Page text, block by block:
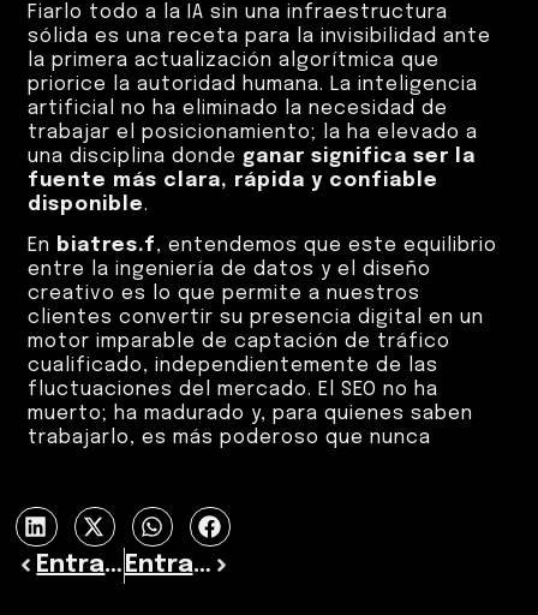
Fiarlo todo a la IA sin una infraestructura
sólida es una receta para la invisibilidad ante
la primera actualización algorítmica que
priorice la autoridad humana. La inteligencia
artificial no ha eliminado la necesidad de
trabajar el posicionamiento; la ha elevado a
una disciplina donde ganar significa ser la
fuente más clara, rápida y confiable
disponible.
En biatres.f, entendemos que este equilibrio
entre la ingeniería de datos y el diseño
creativo es lo que permite a nuestros
clientes convertir su presencia digital en un
motor imparable de captación de tráfico
cualificado, independientemente de las
fluctuaciones del mercado. El SEO no ha
muerto; ha madurado y, para quienes saben
trabajarlo, es más poderoso que nunca
Entrada previa Entrada siguiente